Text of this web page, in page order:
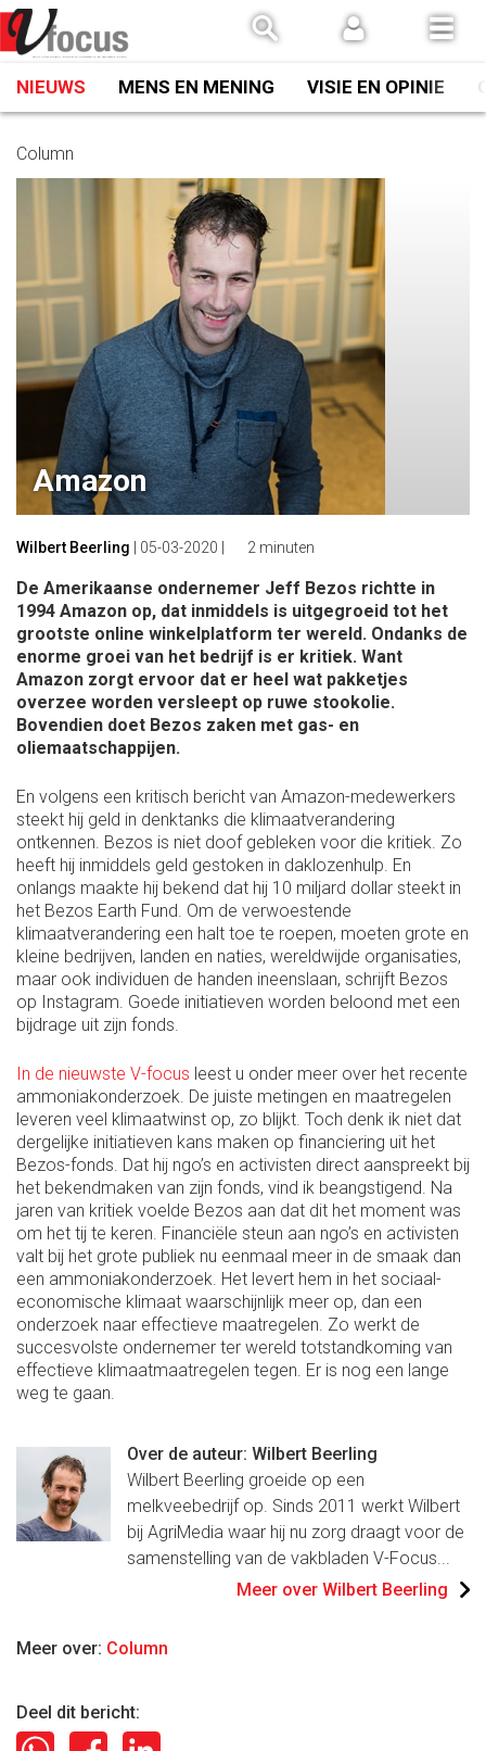
Spring
naar
inhoud
NIEUWS MENS EN MENING VISIE EN OPINIE
Column
Amazon
Wilbert Beerling 05-03-2020 2 minuten
De Amerikaanse ondernemer Jeff Bezos richtte in
1994 Amazon op, dat inmiddels is uitgegroeid tot het
grootste online winkelplatform ter wereld. Ondanks de
enorme groei van het bedrijf is er kritiek. Want
Amazon zorgt ervoor dat er heel wat pakketjes
overzee worden versleept op ruwe stookolie.
Bovendien doet Bezos zaken met gas- en
oliemaatschappijen.
En volgens een kritisch bericht van Amazon-medewerkers
steekt hij geld in denktanks die klimaatverandering
ontkennen. Bezos is niet doof gebleken voor die kritiek. Zo
heeft hij inmiddels geld gestoken in daklozenhulp. En
onlangs maakte hij bekend dat hij 10 miljard dollar steekt in
het Bezos Earth Fund. Om de verwoestende
klimaatverandering een halt toe te roepen, moeten grote en
kleine bedrijven, landen en naties, wereldwijde organisaties,
maar ook individuen de handen ineenslaan, schrijft Bezos
op Instagram. Goede initiatieven worden beloond met een
bijdrage uit zijn fonds.
In de nieuwste V-focus leest u onder meer over het recente
ammoniakonderzoek. De juiste metingen en maatregelen
leveren veel klimaatwinst op, zo blijkt. Toch denk ik niet dat
dergelijke initiatieven kans maken op financiering uit het
Bezos-fonds. Dat hij ngo’s en activisten direct aanspreekt bij
het bekendmaken van zijn fonds, vind ik beangstigend. Na
jaren van kritiek voelde Bezos aan dat dit het moment was
om het tij te keren. Financiële steun aan ngo’s en activisten
valt bij het grote publiek nu eenmaal meer in de smaak dan
een ammoniakonderzoek. Het levert hem in het sociaal-
economische klimaat waarschijnlijk meer op, dan een
onderzoek naar effectieve maatregelen. Zo werkt de
succesvolste ondernemer ter wereld totstandkoming van
effectieve klimaatmaatregelen tegen. Er is nog een lange
weg te gaan.
Over de auteur: Wilbert Beerling
Wilbert Beerling groeide op een
melkveebedrijf op. Sinds 2011 werkt Wilbert
bij AgriMedia waar hij nu zorg draagt voor de
samenstelling van de vakbladen V-Focus...
Meer over Wilbert Beerling
Meer over: Column
Deel dit bericht: